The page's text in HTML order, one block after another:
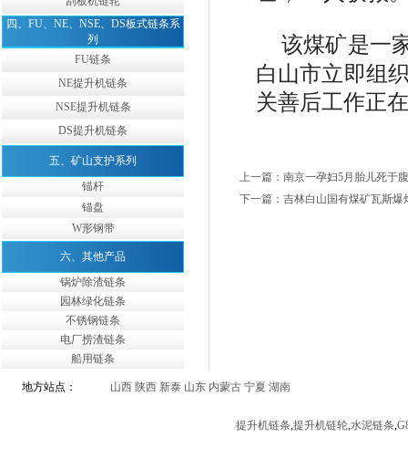
四、FU、NE、NSE、DS板式链条系
列
FU链条
NE提升机链条
NSE提升机链条
DS提升机链条
五、矿山支护系列
锚杆
锚盘
W形钢带
六、其他产品
锅炉除渣链条
园林绿化链条
不锈钢链条
电厂捞渣链条
船用链条
该煤矿是一
白山市立即组
关善后工作正
上一篇：南京一孕妇5月胎儿死于
下一篇：吉林白山国有煤矿瓦斯爆
地方站点： 山西 陕西 新泰 山东 内蒙古 宁夏 湖南
提升机链条,提升机链轮,水泥链条,